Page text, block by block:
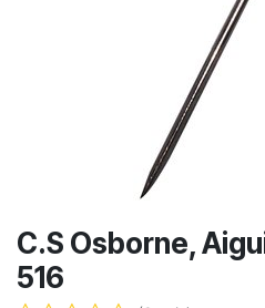
C.S Osborne,
516